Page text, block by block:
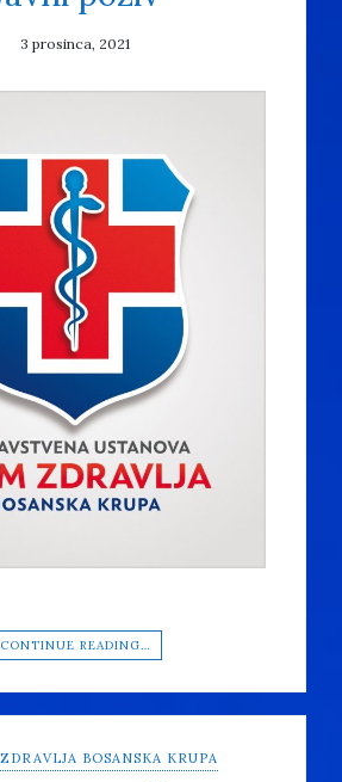
3 prosinca, 2021
CONTINUE READING…
BOSANSKA KRUPA